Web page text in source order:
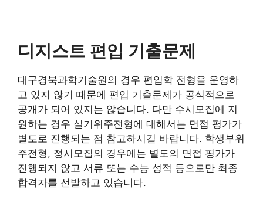
디지스트 편입 기출문제
대구경북과학기술원의 경우 편입학 전형을 운영하
고 있지 않기 때문에 편입 기출문제가 공식적으로
공개가 되어 있지는 않습니다. 다만 수시모집에 지
원하는 경우 실기위주전형에 대해서는 면접 평가가
별도로 진행되는 점 참고하시길 바랍니다. 학생부위
주전형, 정시모집의 경우에는 별도의 면접 평가가
진행되지 않고 서류 또는 수능 성적 등으로만 최종
합격자를 선발하고 있습니다.